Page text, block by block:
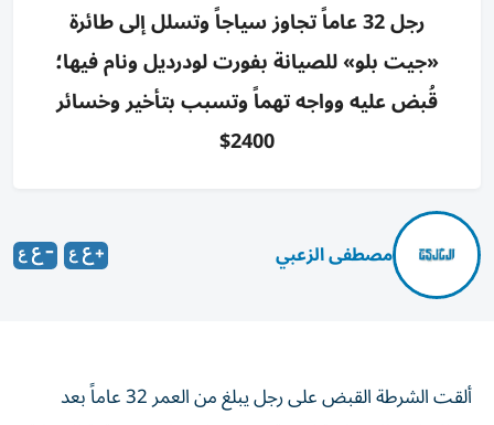
رجل 32 عاماً تجاوز سياجاً وتسلل إلى طائرة
«جيت بلو» للصيانة بفورت لودرديل ونام فيها؛
قُبض عليه وواجه تهماً وتسبب بتأخير وخسائر
2400$
مصطفى الزعبي
ألقت الشرطة القبض على رجل يبلغ من العمر 32 عاماً بعد